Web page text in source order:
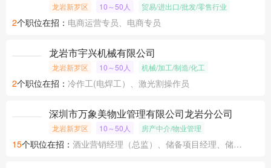
龙岩新罗区 10～50人 综合性行业
18个职位在招：
龙岩市云帆拓亚贸易有限公司
龙岩新罗区 10～50人 贸易/进出口/批发/零售行业
2个职位在招： 电商运营专员、电商专员
龙岩市宇兴机械有限公司
龙岩新罗区 10～50人 机械/加工/制造/化工
2个职位在招： 冷作工(电焊工）、激光割操作员